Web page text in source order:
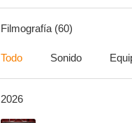
Filmografía (60)
Todo Sonido
2026